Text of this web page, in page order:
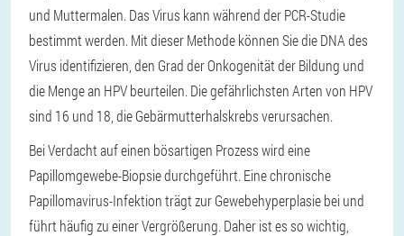
und Muttermalen. Das Virus kann während der PCR-Studie
bestimmt werden. Mit dieser Methode können Sie die DNA des
Virus identifizieren, den Grad der Onkogenität der Bildung und
die Menge an HPV beurteilen. Die gefährlichsten Arten von HPV
sind 16 und 18, die Gebärmutterhalskrebs verursachen.
Bei Verdacht auf einen bösartigen Prozess wird eine
Papillomgewebe-Biopsie durchgeführt. Eine chronische
Papillomavirus-Infektion trägt zur Gewebehyperplasie bei und
führt häufig zu einer Vergrößerung. Daher ist es so wichtig,